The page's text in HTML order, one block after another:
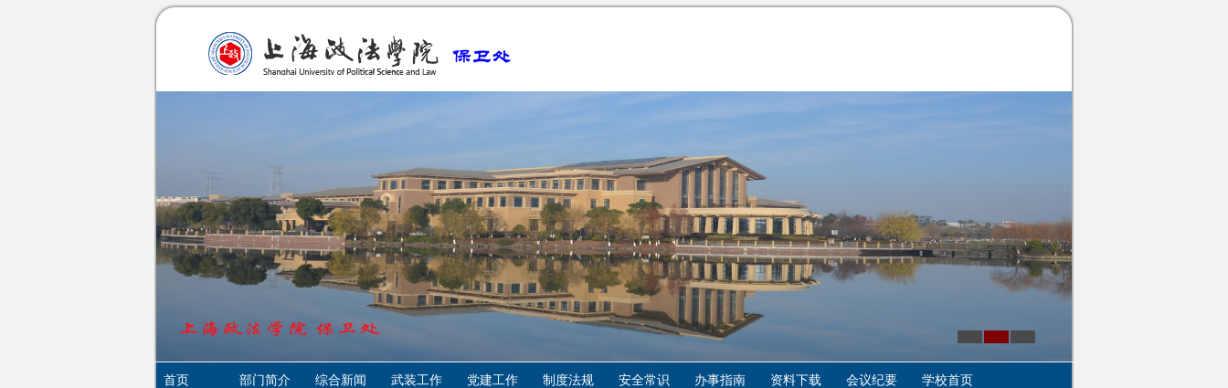
首页 部门简介 综合新闻 武装工作 党建工作 制度法规 安全常识 办事指南 资料下载 会议纪要 学校首页